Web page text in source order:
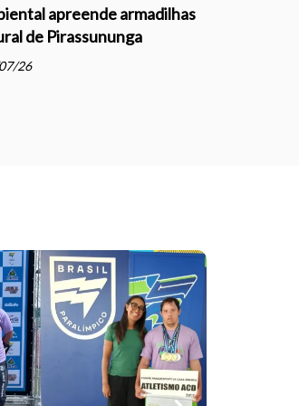
apreende armadilhas
de Pirassununga
26